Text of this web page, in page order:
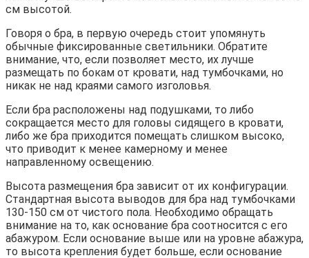
см высотой.
Говоря о бра, в первую очередь стоит упомянуть
обычные фиксированные светильники. Обратите
внимание, что, если позволяет место, их лучше
размещать по бокам от кровати, над тумбочками, но
никак не над краями самого изголовья.
Если бра расположены над подушками, то либо
сокращается место для головы сидящего в кровати,
либо же бра приходится помещать слишком высоко,
что приводит к менее камерному и менее
направленному освещению.
Высота размещения бра зависит от их конфигурации.
Стандартная высота выводов для бра над тумбочками
130-150 см от чистого пола. Необходимо обращать
внимание на то, как основание бра соотносится с его
абажуром. Если основание выше или на уровне абажура,
то высота крепления будет больше, если основание